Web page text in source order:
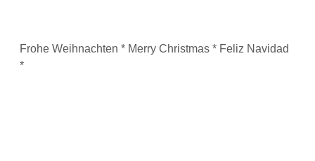
Frohe Weihnachten * Merry Christmas * Feliz Navidad
*